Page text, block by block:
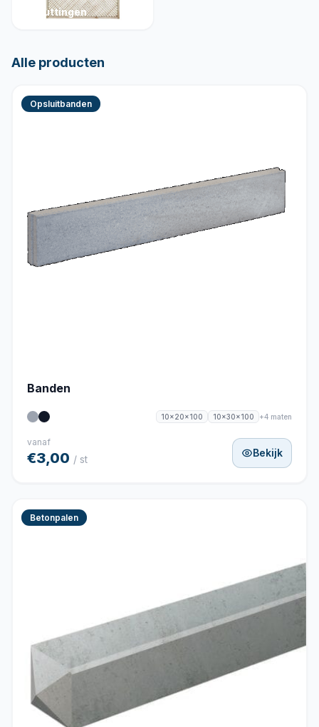
Schuttingen
Alle producten
Opsluitbanden
Banden
10x20x100 10x30x100 +4 maten
vanaf
€3,00 / st
Bekijk
Betonpalen